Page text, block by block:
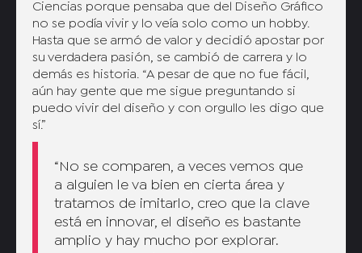
Ciencias porque pensaba que del Diseño Gráfico
no se podía vivir y lo veía solo como un hobby.
Hasta que se armó de valor y decidió apostar por
su verdadera pasión, se cambió de carrera y lo
demás es historia. “A pesar de que no fue fácil,
aún hay gente que me sigue preguntando si
puedo vivir del diseño y con orgullo les digo que
sí.”
“No se comparen, a veces vemos que
a alguien le va bien en cierta área y
tratamos de imitarlo, creo que la clave
está en innovar, el diseño es bastante
amplio y hay mucho por explorar.